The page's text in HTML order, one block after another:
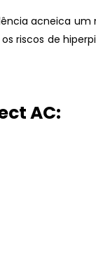
acneica um
riscos de
AC: